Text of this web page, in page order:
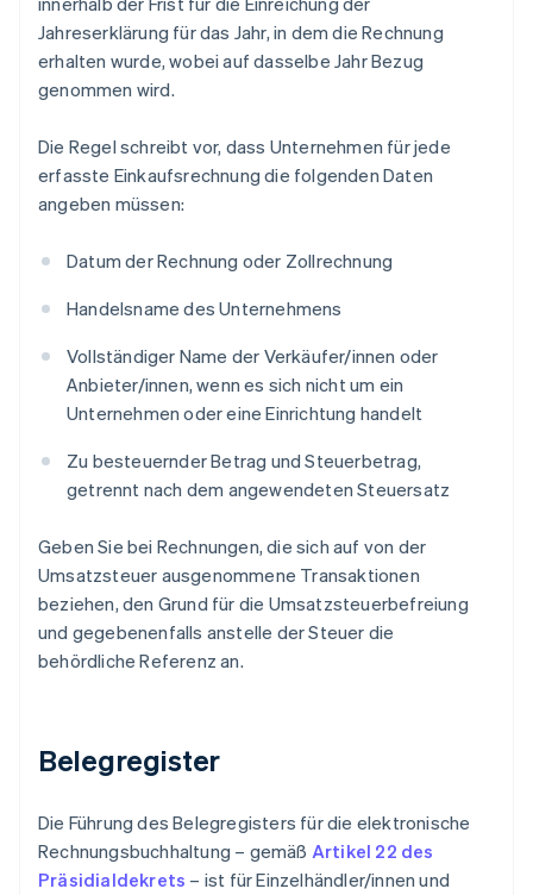
Jahreserklärung für das Jahr, in dem die Rechnung
erhalten wurde, wobei auf dasselbe Jahr Bezug
genommen wird.
Die Regel schreibt vor, dass Unternehmen für jede
erfasste Einkaufsrechnung die folgenden Daten
angeben müssen:
Datum der Rechnung oder Zollrechnung
Handelsname des Unternehmens
Vollständiger Name der Verkäufer/innen oder
Anbieter/innen, wenn es sich nicht um ein
Unternehmen oder eine Einrichtung handelt
Zu besteuernder Betrag und Steuerbetrag,
getrennt nach dem angewendeten Steuersatz
Geben Sie bei Rechnungen, die sich auf von der
Umsatzsteuer ausgenommene Transaktionen
beziehen, den Grund für die Umsatzsteuerbefreiung
und gegebenenfalls anstelle der Steuer die
behördliche Referenz an.
Belegregister
Die Führung des Belegregisters für die elektronische
Rechnungsbuchhaltung – gemäß Artikel 22 des
Präsidialdekrets – ist für Einzelhändler/innen und